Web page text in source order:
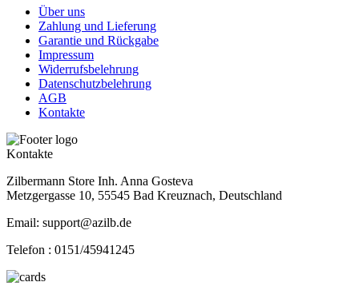
Über uns
Zahlung und Lieferung
Garantie und Rückgabe
Impressum
Widerrufsbelehrung
Datenschutzbelehrung
AGB
Kontakte
Kontakte
Zilbermann Store Inh. Anna Gosteva
Metzgergasse 10, 55545 Bad Kreuznach, Deutschland
Email: support@azilb.de
Telefon : 0151/45941245